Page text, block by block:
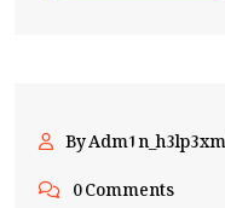
By
0 Comments